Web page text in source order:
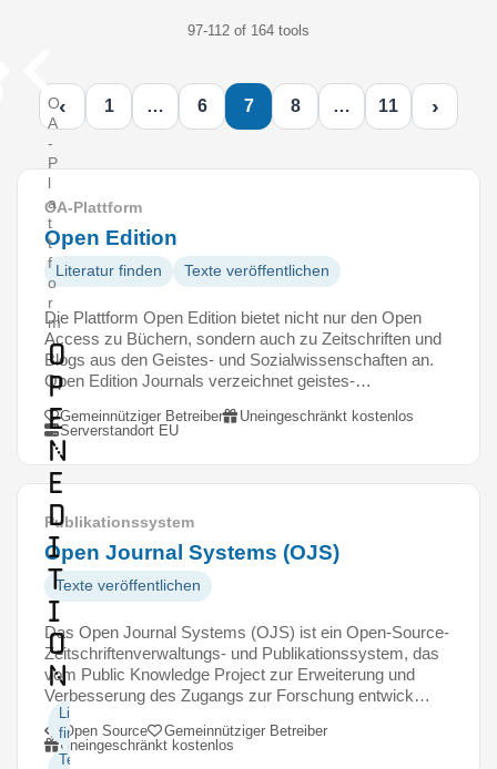
97-112 of 164 tools
O
A
-
P
l
a
t
t
f
o
r
m
O
p
e
n
E
d
i
t
i
o
n
Literatur
finden
Texte
‹ 1 … 6 7 8 … 11 ›
OA-Plattform
Open Edition
Literatur finden Texte veröffentlichen
Die Plattform Open Edition bietet nicht nur den Open
Access zu Büchern, sondern auch zu Zeitschriften und
Blogs aus den Geistes- und Sozialwissenschaften an.
Open Edition Journals verzeichnet geistes-…
Gemeinnütziger Betreiber
Uneingeschränkt kostenlos
Serverstandort EU
Publikationssystem
Open Journal Systems (OJS)
Texte veröffentlichen
Das Open Journal Systems (OJS) ist ein Open-Source-
Zeitschriftenverwaltungs- und Publikationssystem, das
vom Public Knowledge Project zur Erweiterung und
Verbesserung des Zugangs zur Forschung entwick…
Open Source
Gemeinnütziger Betreiber
Uneingeschränkt kostenlos